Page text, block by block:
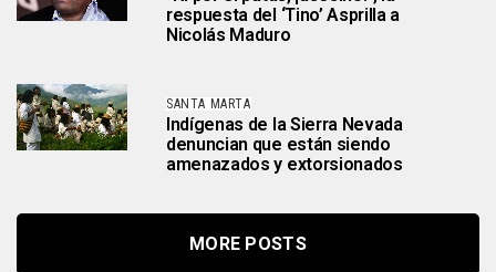
respuesta del ‘Tino’ Asprilla a
Nicolás Maduro
SANTA MARTA
Indígenas de la Sierra Nevada
denuncian que están siendo
amenazados y extorsionados
MORE POSTS